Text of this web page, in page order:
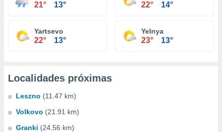
21° 13° 22° 14°
Yartsevo
22° 13°
Yelnya
23° 13°
Localidades próximas
Leszno (11.47 km)
Volkovo (21.91 km)
Granki (24.56 km)